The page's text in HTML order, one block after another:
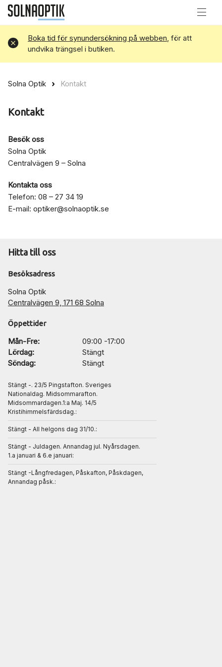
Boka tid för synundersökning på webben, för att
undvika trängsel i butiken.
Avvisa
Solna Optik Kontakt
Kontakt
Besök oss
Solna Optik
Centralvägen 9 – Solna
Kontakta oss
Telefon: 08 – 27 34 19
E-mail: optiker@solnaoptik.se
Hitta till oss
Besöksadress
Solna Optik
Centralvägen 9, 171 68 Solna
Öppettider
Mån-Fre:
09:00 -17:00
Lördag:
Stängt
Söndag:
Stängt
Stängt -. 23/5 Pingstafton. Sveriges
Nationaldag. Midsommarafton.
Midsommardagen.1:a Maj. 14/5
Kristihimmelsfärdsdag.:
Stängt - All helgons dag 31/10.:
Stängt - Juldagen. Annandag jul. Nyårsdagen.
1.a januari & 6.e januari:
Stängt -Långfredagen, Påskafton, Påskdagen,
Annandag påsk.: